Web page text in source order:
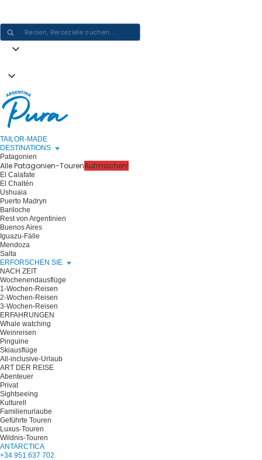
TAILOR-MADE
DESTINATIONS
Patagonien
Alle Patagonien-TourenAufmachen!
El Calafate
El Chaltén
Ushuaia
Puerto Madryn
Bariloche
Rest von Argentinien
Buenos Aires
Iguazu-Fälle
Mendoza
Salta
ERFORSCHEN SIE
NACH ZEIT
Wochenendausflüge
1-Wochen-Reisen
2-Wochen-Reisen
3-Wochen-Reisen
ERFAHRUNGEN
Whale watching
Weinreisen
Pinguine
Skiausflüge
All-inclusive-Urlaub
ART DER REISE
Abenteuer
Privat
Sightseeing
Kulturell
Familienurlaube
Geführte Touren
Luxus-Touren
Wildnis-Touren
ANTARCTICA
+34 951 637 702